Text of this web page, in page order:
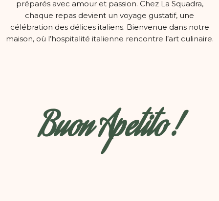
préparés avec amour et passion. Chez La Squadra,
chaque repas devient un voyage gustatif, une
célébration des délices italiens. Bienvenue dans notre
maison, où l’hospitalité italienne rencontre l’art culinaire.
BuonApetito !